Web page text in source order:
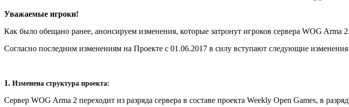
Уважаемые игроки!
Как было обещано ранее, анонсируем изменения, которые затронут игроков сервера WOG Arma 2.
Согласно последним изменениям на Проекте с 01.06.2017 в силу вступают следующие изменения
1. Изменена структура проекта:
Сервер WOG Arma 2 переходит из разряда сервера в составе проекта Weekly Open Games, в